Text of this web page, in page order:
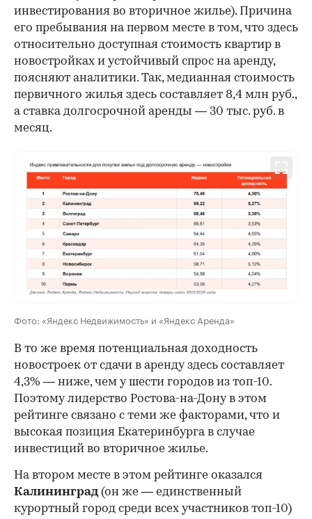
инвестирования во вторичное жилье). Причина
его пребывания на первом месте в том, что здесь
относительно доступная стоимость квартир в
новостройках и устойчивый спрос на аренду,
поясняют аналитики. Так, медианная стоимость
первичного жилья здесь составляет 8,4 млн руб.,
а ставка долгосрочной аренды — 30 тыс. руб. в
месяц.
Фото: «Яндекс Недвижимость» и «Яндекс Аренда»
В то же время потенциальная доходность
новостроек от сдачи в аренду здесь составляет
4,3% — ниже, чем у шести городов из топ-10.
Поэтому лидерство Ростова-на-Дону в этом
рейтинге связано с теми же факторами, что и
высокая позиция Екатеринбурга в случае
инвестиций во вторичное жилье.
На втором месте в этом рейтинге оказался
Калининград (он же — единственный
курортный город среди всех участников топ-10)